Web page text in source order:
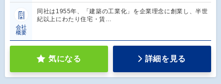
会社
概要
同社は1955年、「建築の工業化」を企業理念に創業し、半世
紀以上にわたり住宅・賃…
気になる 詳細を見る